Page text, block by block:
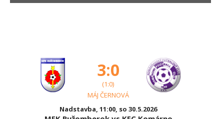
3:0
(1:0)
MÁJ ČERNOVÁ
Nadstavba, 11:00, so 30.5.2026